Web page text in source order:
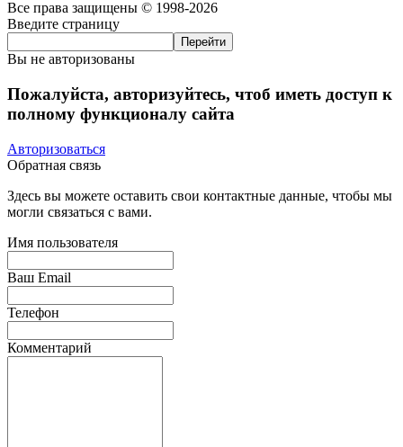
Все права защищены © 1998-2026
Введите страницу
Вы не авторизованы
Пожалуйста, авторизуйтесь, чтоб иметь доступ к
полному функционалу сайта
Авторизоваться
Обратная связь
Здесь вы можете оставить свои контактные данные, чтобы мы
могли связаться с вами.
Имя пользователя
Ваш Email
Телефон
Комментарий